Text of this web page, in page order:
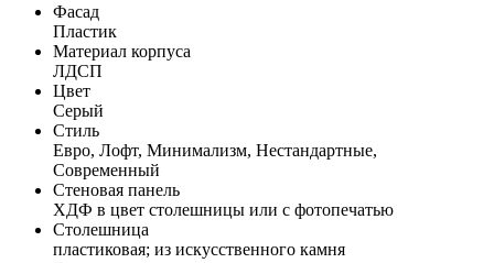
Фасад
Пластик
Материал корпуса
ЛДСП
Цвет
Серый
Стиль
Евро, Лофт, Минимализм, Нестандартные,
Современный
Стеновая панель
ХДФ в цвет столешницы или с фотопечатью
Столешница
пластиковая; из искусственного камня